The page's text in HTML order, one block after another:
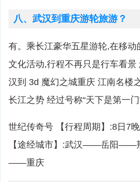
八、武汉到重庆游轮旅游？
有。乘长江豪华五星游轮,在移
文化活动,行程不再只是行车看
汉到 3d 魔幻之城重庆 江南名楼
长江之势 经过号称“天下是第一
世纪传奇号 【行程周期】:8日7
【途经城市】:武汉——岳阳
——重庆